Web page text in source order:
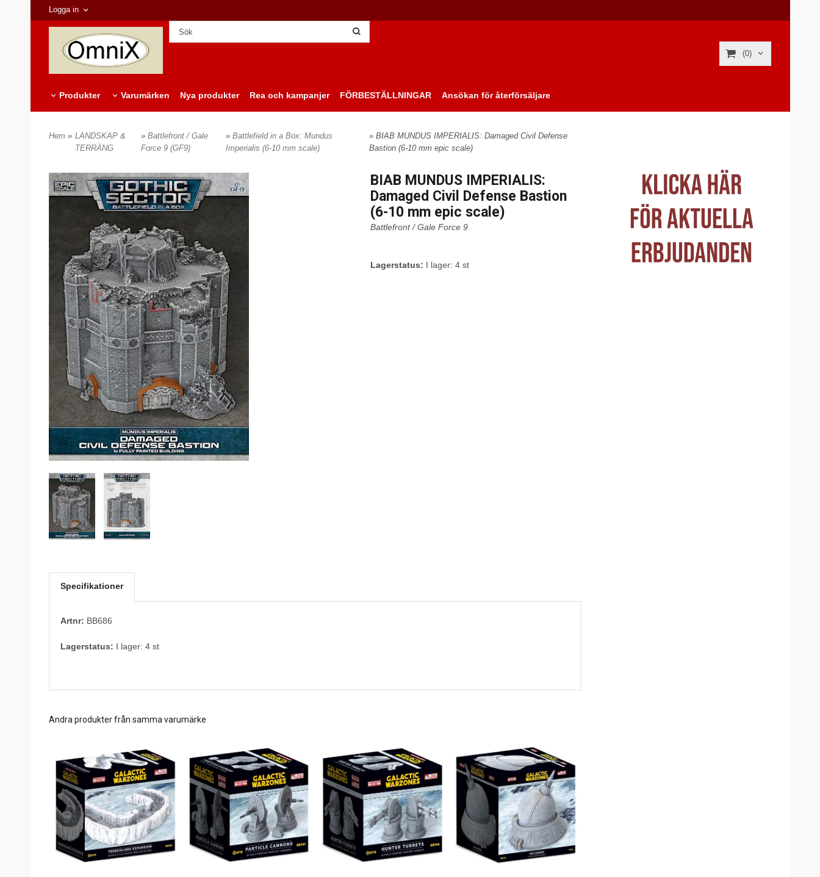
Logga in
(0)
Produkter Varumärken Nya produkter Rea och kampanjer FÖRBESTÄLLNINGAR Ansökan för återförsäljare
Hem » LANDSKAP &
TERRÄNG
» Battlefront / Gale
Force 9 (GF9)
»Battlefield in a Box: Mundus
Imperialis (6-10 mm scale)
» BIAB MUNDUS IMPERIALIS: Damaged Civil Defense
Bastion (6-10 mm epic scale)
BIAB MUNDUS IMPERIALIS:
Damaged Civil Defense Bastion
(6-10 mm epic scale)
Battlefront / Gale Force 9
Lagerstatus: I lager: 4 st
Specifikationer
Artnr: BB686
Lagerstatus: I lager: 4 st
Andra produkter från samma varumärke